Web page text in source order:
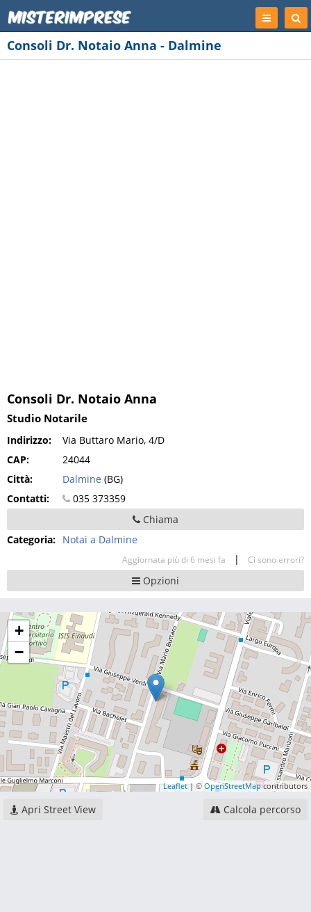
Registrati
Consoli Dr. Notaio Anna - Dalmine
Consoli Dr. Notaio Anna
Studio Notarile
Indirizzo:
Via Buttaro Mario, 4/D
CAP:
24044
Città:
Dalmine (BG)
Contatti:
035 373359
Chiama
Categoria: Notai a Dalmine
Aggiornata più di 6 mesi fa | Ci sono errori?
Opzioni
+
−
Leaflet| © OpenStreetMapcontributors
Apri Street View Calcola percorso